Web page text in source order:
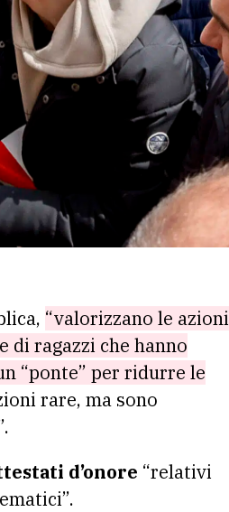
“valorizzano le azioni
di ragazzi che hanno
“ponte” per ridurre le
rare, ma sono
d’onore “relativi